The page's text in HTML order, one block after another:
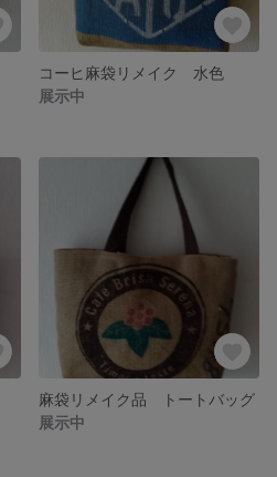
コーヒ麻袋リメイク 水色
展示中
麻袋リメイク品 トートバッグ
展示中